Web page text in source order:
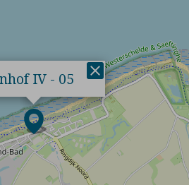
IV - 05